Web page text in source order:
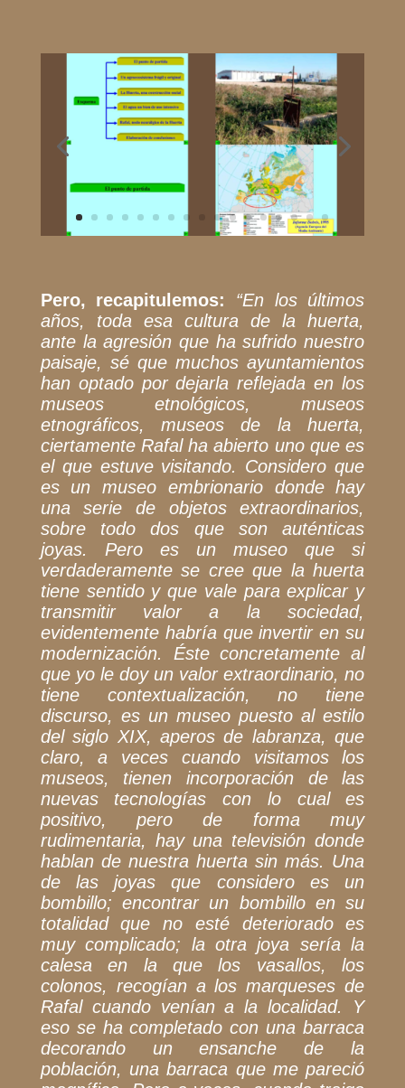
Pero, recapitulemos:
“En los últimos
años, toda esa cultura de la huerta,
ante la agresión que ha sufrido nuestro
paisaje, sé que muchos ayuntamientos
han optado por dejarla reflejada en los
museos etnológicos, museos
etnográficos, museos de la huerta,
ciertamente Rafal ha abierto uno que es
el que estuve visitando. Considero que
es un museo embrionario donde hay
una serie de objetos extraordinarios,
sobre todo dos que son auténticas
joyas. Pero es un museo que si
verdaderamente se cree que la huerta
tiene sentido y que vale para explicar y
transmitir valor a la sociedad,
evidentemente habría que invertir en su
modernización. Éste concretamente al
que yo le doy un valor extraordinario, no
tiene
contextualización, no tiene
discurso, es un museo puesto al estilo
del siglo XIX, aperosde labranza, que
claro, a veces cuando visitamos los
museos, tienen incorporación de las
nuevas tecnologías con lo cual es
positivo, pero de forma muy
rudimentaria, hay una televisión donde
hablan de nuestra huerta sin más. Una
de las joyas que considero es un
bombillo; encontrar un bombillo en su
totalidad que no esté deteriorado es
muy complicado; la otra joya sería la
calesa en la que los vasallos, los
colonos, recogían a los marqueses de
Rafal cuando venían a la localidad. Y
eso se ha completado con una barraca
decorando un ensanche de la
población, una barraca que me pareció